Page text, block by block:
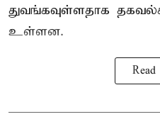
துவங்கவுள்ளதாக
உள்ளன.